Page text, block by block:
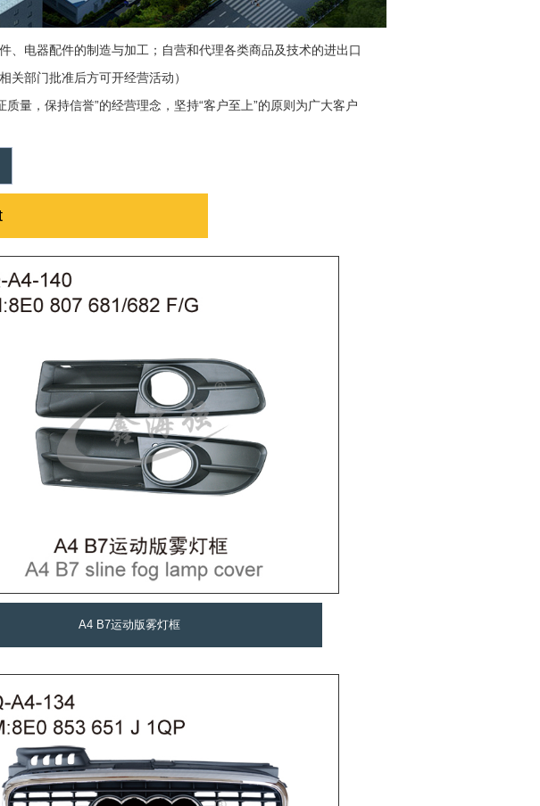
电器配件的制造与加工；自营和代理各类商品及技术的进出口
关部门批准后方可开经营活动）
质量，保持信誉”的经营理念，坚持“客户至上”的原则为广大客户
A4 B7运动版雾灯框